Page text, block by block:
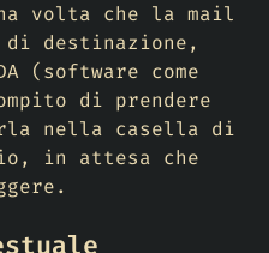
volta che la mail
destinazione,
(software come
di prendere
nella casella di
in attesa che